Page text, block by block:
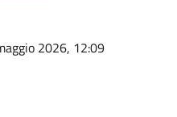
2026, 12:09